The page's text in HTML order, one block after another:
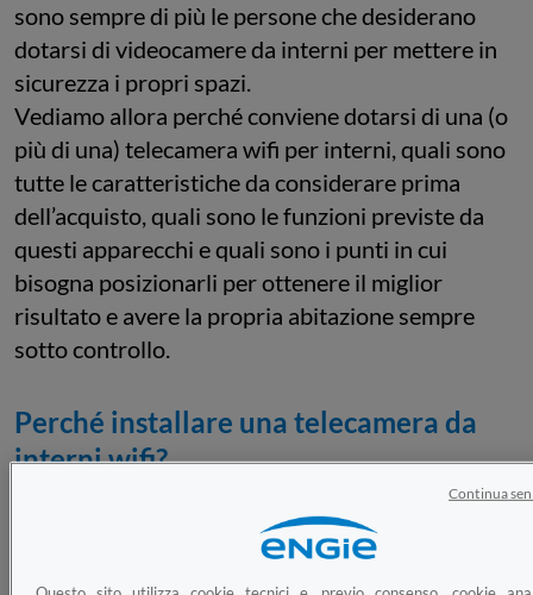
sono sempre di più le persone che desiderano
dotarsi di videocamere da interni per mettere in
sicurezza i propri spazi.
Vediamo allora perché conviene dotarsi di una (o
più di una) telecamera wifi per interni, quali sono
tutte le caratteristiche da considerare prima
dell’acquisto, quali sono le funzioni previste da
questi apparecchi e quali sono i punti in cui
bisogna posizionarli per ottenere il miglior
risultato e avere la propria abitazione sempre
sotto controllo.
Perché installare una telecamera da
interni wifi?
Ci sono tanti motivi per cui può essere utile dotarsi di
sistema di videosorveglianza casalingo
Continua